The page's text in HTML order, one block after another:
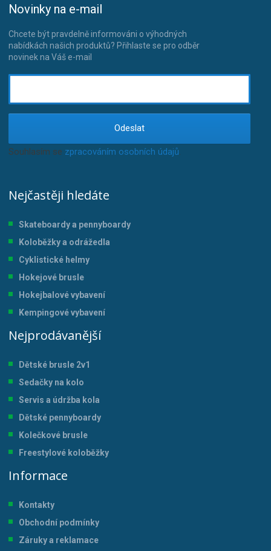
Novinky na e-mail
Chcete být pravdelně informováni o výhodných
nabídkách našich produktů? Přihlaste se pro odběr
novinek na Váš e-mail
Odeslat
Souhlasím se zpracováním osobních údajů
Nejčastěji hledáte
Skateboardy a pennyboardy
Koloběžky a odrážedla
Cyklistické helmy
Hokejové brusle
Hokejbalové vybavení
Kempingové vybavení
Nejprodávanější
Dětské brusle 2v1
Sedačky na kolo
Servis a údržba kola
Dětské pennyboardy
Kolečkové brusle
Freestylové koloběžky
Informace
Kontakty
Obchodní podmínky
Záruky a reklamace